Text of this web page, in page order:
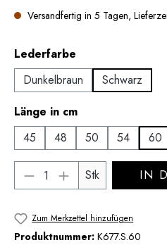
Versandfertig in 5 Tagen,
Lederfarbe
Dunkelbraun
Schwarz
Länge in cmauswählen
45
48 50 54 60
Produkt Anzahl:
Stk IN
Zum Merkzettel hinzufügen
Produktnummer: K677.S.60